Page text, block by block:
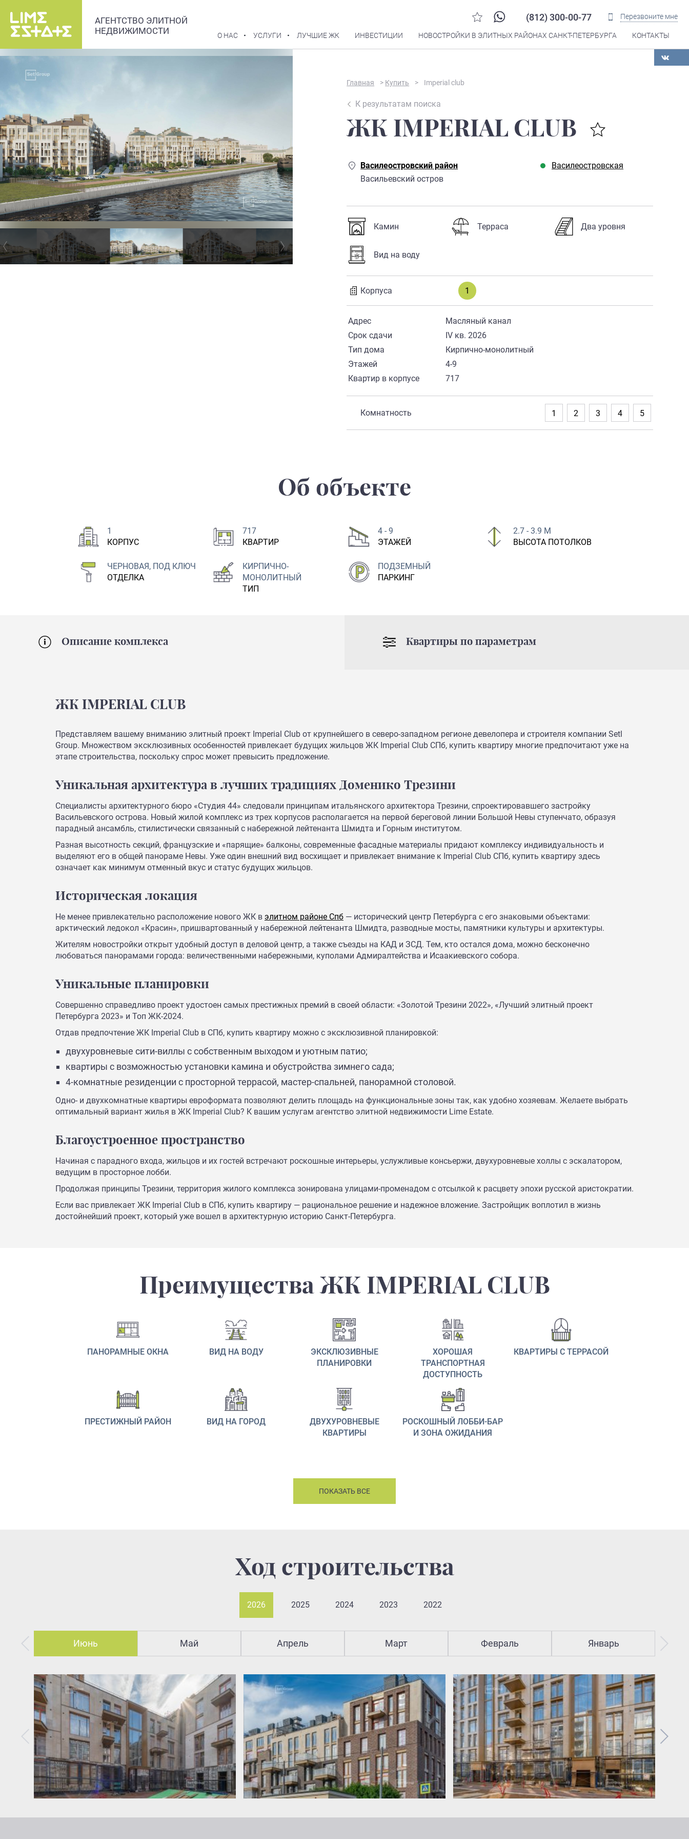
АГЕНТСТВО ЭЛИТНОЙ
НЕДВИЖИМОСТИ
(812) 300-00-77 Перезвоните мне
О НАС УСЛУГИ ЛУЧШИЕ ЖК ИНВЕСТИЦИИ НОВОСТРОЙКИ В ЭЛИТНЫХ РАЙОНАХ САНКТ-ПЕТЕРБУРГА КОНТАКТЫ
Главная > Купить > Imperial club
К результатам поиска
ЖК IMPERIAL CLUB
Василеостровский район
Васильевский остров
Василеостровская
Камин Терраса Два уровня
Вид на воду
Корпуса 1
Адрес
Масляный канал
Срок сдачи
IV кв. 2026
Тип дома
Кирпично-монолитный
Этажей
4-9
Квартир в корпусе
717
Комнатность 1 2 3 4 5
Об объекте
1
КОРПУС
717
КВАРТИР
4 - 9
ЭТАЖЕЙ
2.7 - 3.9 М
ВЫСОТА ПОТОЛКОВ
ЧЕРНОВАЯ, ПОД КЛЮЧ
ОТДЕЛКА
КИРПИЧНО-
МОНОЛИТНЫЙ
ТИП
ПОДЗЕМНЫЙ
ПАРКИНГ
Описание комплекса Квартиры по параметрам
ЖК IMPERIAL CLUB
Представляем вашему вниманию элитный проект Imperial Club от крупнейшего в северо-западном регионе девелопера и строителя компании Setl
Group. Множеством эксклюзивных особенностей привлекает будущих жильцов ЖК Imperial Club СПб, купить квартиру многие предпочитают уже на
этапе строительства, поскольку спрос может превысить предложение.
Уникальная архитектура в лучших традициях Доменико Трезини
Специалисты архитектурного бюро «Студия 44» следовали принципам итальянского архитектора Трезини, спроектировавшего застройку
Васильевского острова. Новый жилой комплекс из трех корпусов располагается на первой береговой линии Большой Невы ступенчато, образуя
парадный ансамбль, стилистически связанный с набережной лейтенанта Шмидта и Горным институтом.
Разная высотность секций, французские и «парящие» балконы, современные фасадные материалы придают комплексу индивидуальность и
выделяют его в общей панораме Невы. Уже один внешний вид восхищает и привлекает внимание к Imperial Club СПб, купить квартиру здесь
означает как минимум отменный вкус и статус будущих жильцов.
Историческая локация
Не менее привлекательно расположение нового ЖК в элитном районе Спб — исторический центр Петербурга с его знаковыми объектами:
арктический ледокол «Красин», пришвартованный у набережной лейтенанта Шмидта, разводные мосты, памятники культуры и архитектуры.
Жителям новостройки открыт удобный доступ в деловой центр, а также съезды на КАД и ЗСД. Тем, кто остался дома, можно бесконечно
любоваться панорамами города: величественными набережными, куполами Адмиралтейства и Исаакиевского собора.
Уникальные планировки
Совершенно справедливо проект удостоен самых престижных премий в своей области: «Золотой Трезини 2022», «Лучший элитный проект
Петербурга 2023» и Топ ЖК-2024.
Отдав предпочтение ЖК Imperial Club в СПб, купить квартиру можно с эксклюзивной планировкой:
двухуровневые сити-виллы с собственным выходом и уютным патио;
квартиры с возможностью установки камина и обустройства зимнего сада;
4-комнатные резиденции с просторной террасой, мастер-спальней, панорамной столовой.
Одно- и двухкомнатные квартиры евроформата позволяют делить площадь на функциональные зоны так, как удобно хозяевам. Желаете выбрать
оптимальный вариант жилья в ЖК Imperial Club? К вашим услугам агентство элитной недвижимости Lime Estate.
Благоустроенное пространство
Начиная с парадного входа, жильцов и их гостей встречают роскошные интерьеры, услужливые консьержи, двухуровневые холлы с эскалатором,
ведущим в просторное лобби.
Продолжая принципы Трезини, территория жилого комплекса зонирована улицами-променадом с отсылкой к расцвету эпохи русской аристократии.
Если вас привлекает ЖК Imperial Club в СПб, купить квартиру — рациональное решение и надежное вложение. Застройщик воплотил в жизнь
достойнейший проект, который уже вошел в архитектурную историю Санкт-Петербурга.
Преимущества ЖК IMPERIAL CLUB
ПАНОРАМНЫЕ ОКНА ВИД НА ВОДУ
ЭКСКЛЮЗИВНЫЕ
ПЛАНИРОВКИ
ХОРОШАЯ
ТРАНСПОРТНАЯ
ДОСТУПНОСТЬ
КВАРТИРЫ С ТЕРРАСОЙ
ПРЕСТИЖНЫЙ РАЙОН ВИД НА ГОРОД
ДВУХУРОВНЕВЫЕ
КВАРТИРЫ
РОСКОШНЫЙ ЛОББИ-БАР
И ЗОНА ОЖИДАНИЯ
ПОКАЗАТЬ ВСЕ
Ход строительства
2026 2025 2024 2023 2022
Июнь Май Апрель Март Февраль Январь
В избранное Распечатать